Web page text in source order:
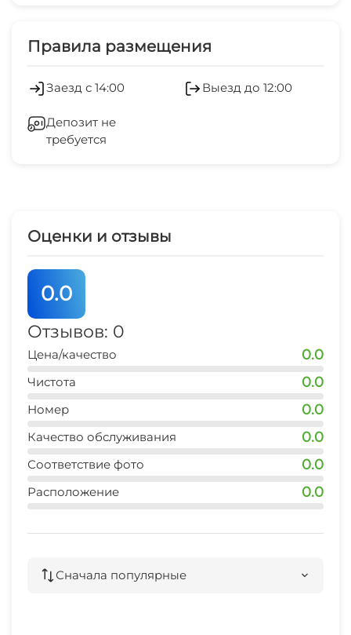
Можно с животными
Гладильные принадлежности
СВЧ
Правила размещения
Заезд с 14:00 Выезд до 12:00
Депозит не
требуется
Оценки и отзывы
0.0
Отзывов: 0
Цена/качество 0.0
Чистота 0.0
Номер 0.0
Качество обслуживания 0.0
Соответствие фото 0.0
Расположение 0.0
Сначала популярные